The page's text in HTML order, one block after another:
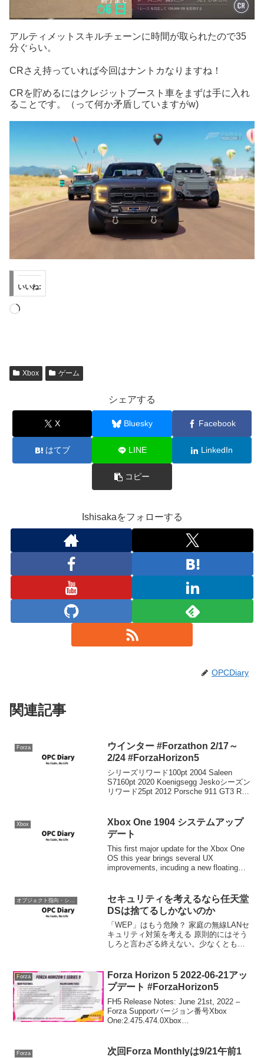
アルティメットスキルチェーンに時間が取られたので35
分ぐらい。
CRさえ持っていれば今回はナントカなりますね！
CRを貯めるにはクレジットブースト車をまずは手に入れ
ることです。（って何か矛盾していますがw)
いいね:
読
Xbox ゲーム
シェアする
X Bluesky Facebook
はてブ LINE LinkedIn
コピー
Ishisakaをフォローする
OPCDiary
関連記事
Forza
ウインター #Forzathon 2/17～
2/24 #ForzaHorizon5
シリーズリワード100pt 2004 Saleen
S7160pt 2020 Koenigsegg Jeskoシーズン
リワード25pt 2012 Porsche 911 GT3 RS
Xbox
Xbox One 1904 システムアップ
デート
This first major update for the Xbox One
OS this year brings several UX
improvements, incuding a new floating
セキュリティを考えるなら任天堂
DSは捨てるしかないのか
「WEP」はもう危険？ 家庭の無線LANセ
キュリティ対策を考える 原則的にはそう
しろと言わざる終えない。少なくとも自
ルーターが踏み台になる可能性がある。
たぶん大きな問...
Forza
Forza Horizon 5 2022-06-21アッ
プデート #ForzaHorizon5
FH5 Release Notes: June 21st, 2022 –
Forza Supportバージョン番号Xbox
One:2.475.474.0Xbox
Forza 次回Forza Monthlyは9/21午前1